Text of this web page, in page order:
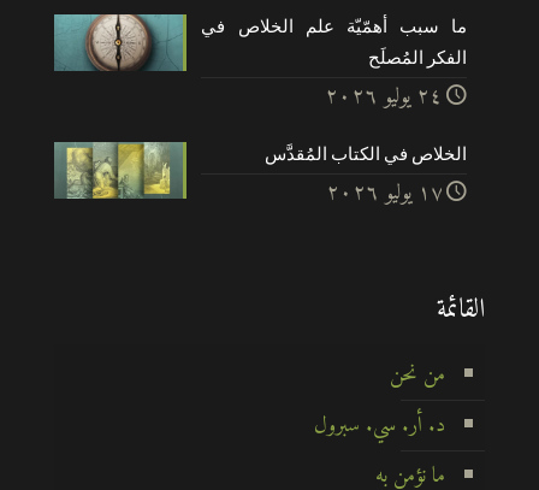
ما سبب أهمّيّة علم الخلاص في
الفكر المُصلَح
۲٤ يوليو ۲۰۲٦
الخلاص في الكتاب المُقدَّس
۱۷ يوليو ۲۰۲٦
القائمة
من نحن
د. أر. سي. سبرول
ما نؤمن به